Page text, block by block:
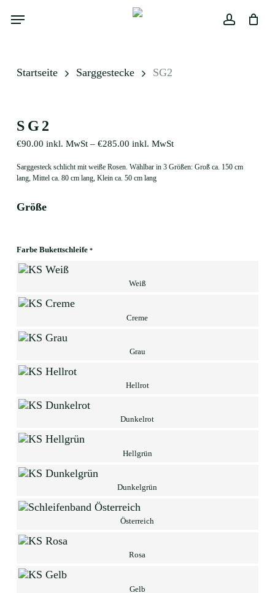
account
Menu
Close
Startseite Sarggestecke SG2
SG2
€90.00 inkl. MwSt– €285.00 inkl. MwSt
Sarggesteck schlicht mit weiße Rosen. Wählbar in 3 Größen: Groß ca. 150 cm
lang, Mittel ca. 80 cm lang, Klein ca. 50 cm lang
Größe
Farbe Bukettschleife*
Weiß
Creme
Grau
Hellrot
Dunkelrot
Hellgrün
Dunkelgrün
Österreich
Rosa
Gelb